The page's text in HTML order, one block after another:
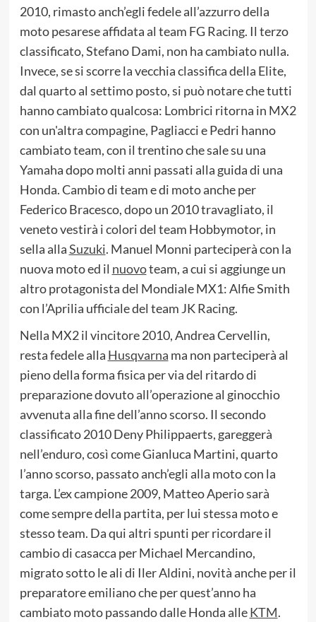
2010, rimasto anch’egli fedele all’azzurro della
moto pesarese affidata al team FG Racing. Il terzo
classificato, Stefano Dami, non ha cambiato nulla.
Invece, se si scorre la vecchia classifica della Elite,
dal quarto al settimo posto, si può notare che tutti
hanno cambiato qualcosa: Lombrici ritorna in MX2
con un'altra compagine, Pagliacci e Pedri hanno
cambiato team, con il trentino che sale su una
Yamaha dopo molti anni passati alla guida di una
Honda. Cambio di team e di moto anche per
Federico Bracesco, dopo un 2010 travagliato, il
veneto vestirà i colori del team Hobbymotor, in
sella allaSuzuki. Manuel Monni parteciperà con la
nuova moto ed il nuovoteam, a cui si aggiunge un
altro protagonista del Mondiale MX1: Alfie Smith
con l’Aprilia ufficiale del team JK Racing.
Nella MX2 il vincitore 2010, Andrea Cervellin,
resta fedele alla Husqvarna ma non parteciperà al
pieno della forma fisica per via del ritardo di
preparazione dovuto all’operazione al ginocchio
avvenuta alla fine dell’anno scorso. Il secondo
classificato 2010 Deny Philippaerts, gareggerà
nell’enduro, così come Gianluca Martini, quarto
l’anno scorso, passato anch’egli alla moto con la
targa. L’ex campione 2009, Matteo Aperio sarà
come sempre della partita, per lui stessa moto e
stesso team. Da qui altri spunti per ricordare il
cambio di casacca per Michael Mercandino,
migrato sotto le ali di Iler Aldini, novità anche per il
preparatore emiliano che per quest’anno ha
cambiato moto passando dalle Honda alleKTM.